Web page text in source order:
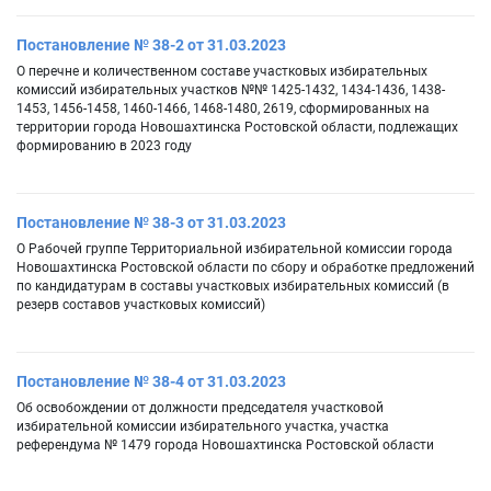
Постановление № 38-2 от 31.03.2023
О перечне и количественном составе участковых избирательных
комиссий избирательных участков №№ 1425-1432, 1434-1436, 1438-
1453, 1456-1458, 1460-1466, 1468-1480, 2619, сформированных на
территории города Новошахтинска Ростовской области, подлежащих
формированию в 2023 году
Постановление № 38-3 от 31.03.2023
О Рабочей группе Территориальной избирательной комиссии города
Новошахтинска Ростовской области по сбору и обработке предложений
по кандидатурам в составы участковых избирательных комиссий (в
резерв составов участковых комиссий)
Постановление № 38-4 от 31.03.2023
Об освобождении от должности председателя участковой
избирательной комиссии избирательного участка, участка
референдума № 1479 города Новошахтинска Ростовской области